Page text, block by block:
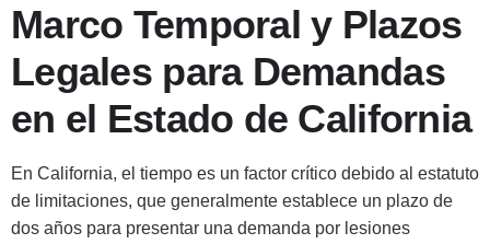
Marco Temporal y Plazos
Legales para Demandas
en el Estado de California
En California, el tiempo es un factor crítico debido al estatuto
de limitaciones, que generalmente establece un plazo de
dos años para presentar una demanda por lesiones